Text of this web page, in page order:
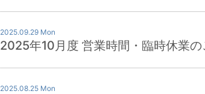
2025.09.29 Mon
2025年10月度 営業時間・臨時休業の
2025.08.25 Mon